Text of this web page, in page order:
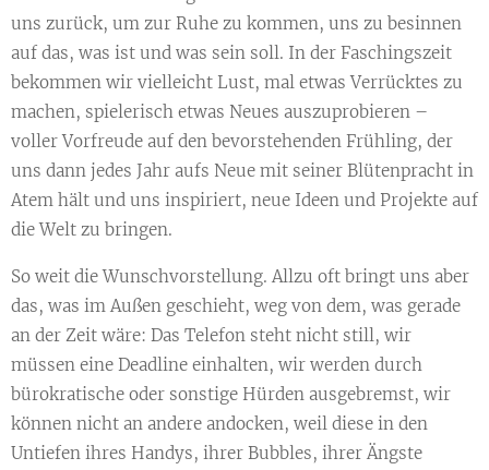
uns zurück, um zur Ruhe zu kommen, uns zu besinnen
auf das, was ist und was sein soll. In der Faschingszeit
bekommen wir vielleicht Lust, mal etwas Verrücktes zu
machen, spielerisch etwas Neues auszuprobieren –
voller Vorfreude auf den bevorstehenden Frühling, der
uns dann jedes Jahr aufs Neue mit seiner Blütenpracht in
Atem hält und uns inspiriert, neue Ideen und Projekte auf
die Welt zu bringen.
So weit die Wunschvorstellung. Allzu oft bringt uns aber
das, was im Außen geschieht, weg von dem, was gerade
an der Zeit wäre: Das Telefon steht nicht still, wir
müssen eine Deadline einhalten, wir werden durch
bürokratische oder sonstige Hürden ausgebremst, wir
können nicht an andere andocken, weil diese in den
Untiefen ihres Handys, ihrer Bubbles, ihrer Ängste